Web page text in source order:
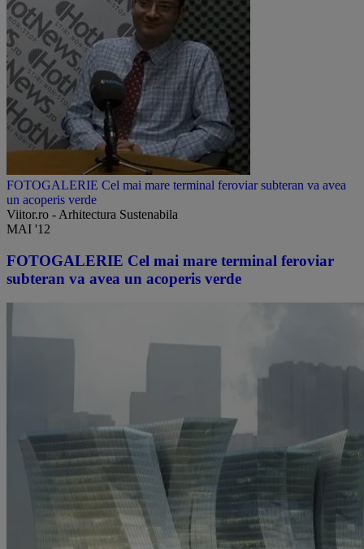
FOTOGALERIE Cel mai mare terminal feroviar subteran va avea
un acoperis verde
Viitor.ro - Arhitectura Sustenabila
MAI '12
FOTOGALERIE Cel mai mare terminal feroviar
subteran va avea un acoperis verde